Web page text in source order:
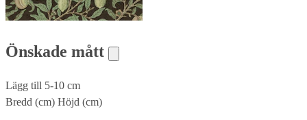
Önskade mått
Lägg till 5-10 cm
Bredd (cm) Höjd (cm)